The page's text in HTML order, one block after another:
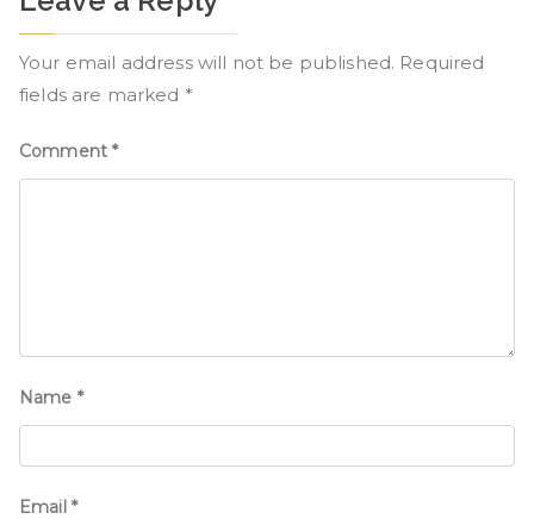
Your email address will not be published. Required
fields are marked *
Comment*
Name *
Email *